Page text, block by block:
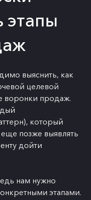
этапы
выяснить, как
целевой
воронки продаж.
который
позже выявлять
дойти
нам нужно
этапами.